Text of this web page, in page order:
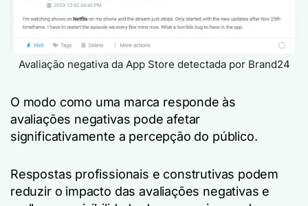
Avaliação negativa da App Store detectada por Brand24
O modo como uma marca responde às
avaliações negativas pode afetar
significativamente a percepção do público.
Respostas profissionais e construtivas podem
reduzir o impacto das avaliações negativas e